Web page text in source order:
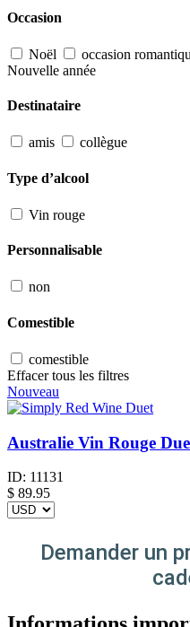
Occasion
Noël occasion
Nouvelle année
Destinataire
amis collègue
Type d’alcool
Vin rouge
Personnalisable
non
Comestible
comestible
Effacer tous les filtres
Nouveau
Australie Vin Rouge
ID: 11131
$ 89.95
Demander un